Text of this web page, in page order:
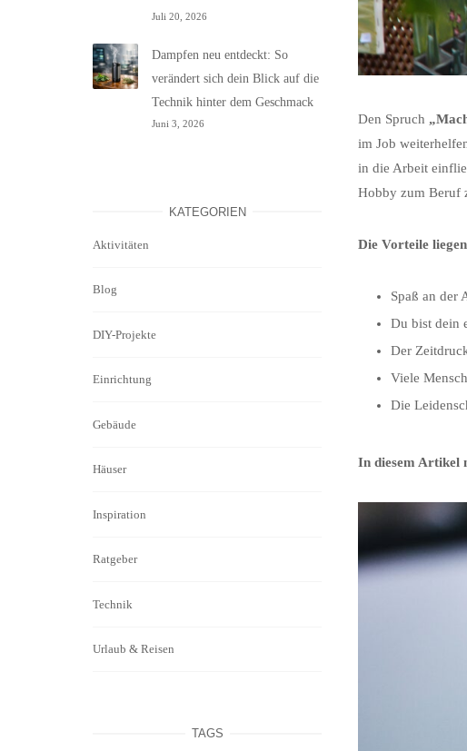
Den Spruch
im Job
in die Arbeit
Hobby zum Beruf
Die Vorteile
Spaß an der
Du bist dein
Der
Viele
Die
In diesem Artikel
Juli 20, 2026
Dampfen neu entdeckt: So
verändert sich dein Blick auf die
Technik hinter dem Geschmack
Juni 3, 2026
KATEGORIEN
Aktivitäten
Blog
DIY-Projekte
Einrichtung
Gebäude
Häuser
Inspiration
Ratgeber
Technik
Urlaub & Reisen
TAGS